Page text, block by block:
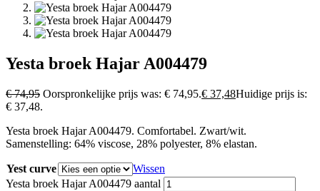
Yesta broek Hajar A004479
€74,95 Oorspronkelijke prijs was: € 74,95.€ 37,48Huidige prijs is:
€ 37,48.
Yesta broek Hajar A004479. Comfortabel. Zwart/wit.
Samenstelling: 64% viscose, 28% polyester, 8% elastan.
Yest curve
Wissen
Yesta broek Hajar A004479 aantal